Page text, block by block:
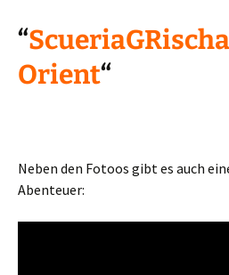
“
Orient“
Neben den Fotoos gibt es auch
Abenteuer: